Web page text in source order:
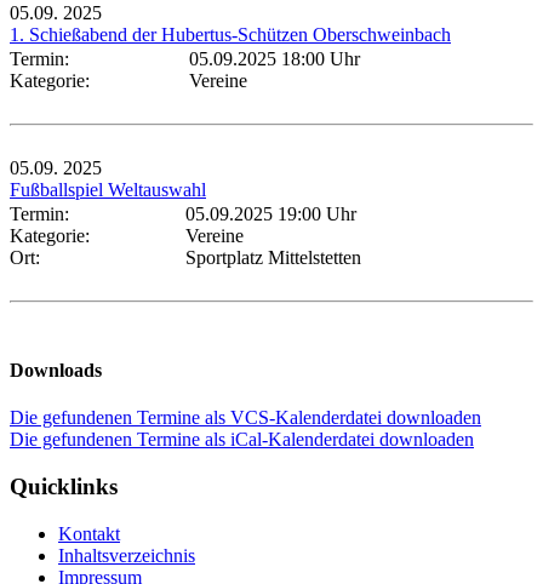
05.09. 2025
1. Schießabend der Hubertus-Schützen Oberschweinbach
Termin:
05.09.2025 18:00 Uhr
Kategorie:
Vereine
05.09. 2025
Fußballspiel Weltauswahl
Termin:
05.09.2025 19:00 Uhr
Kategorie:
Vereine
Ort:
Sportplatz Mittelstetten
Downloads
Die gefundenen Termine als VCS-Kalenderdatei downloaden
Die gefundenen Termine als iCal-Kalenderdatei downloaden
Quicklinks
Kontakt
Inhaltsverzeichnis
Impressum